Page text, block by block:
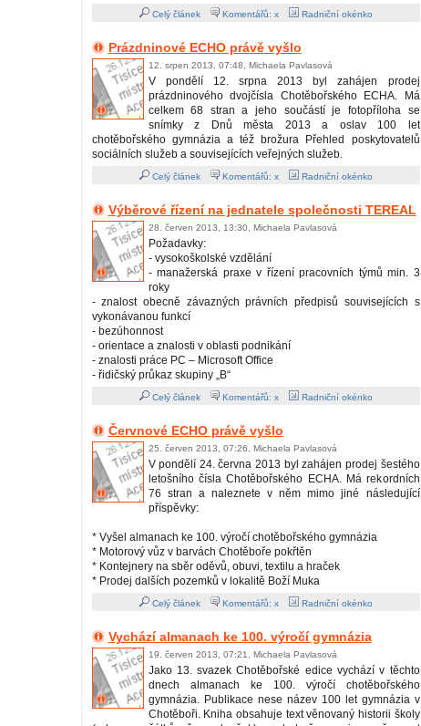
Celý článek Komentářů: x Radniční okénko
Prázdninové ECHO právě vyšlo
12. srpen 2013, 07:48, Michaela Pavlasová
V pondělí 12. srpna 2013 byl zahájen prodej
prázdninového dvojčísla Chotěbořského ECHA. Má
celkem 68 stran a jeho součástí je fotopříloha se
snímky z Dnů města 2013 a oslav 100 let
chotěbořského gymnázia a též brožura Přehled poskytovatelů
sociálních služeb a souvisejících veřejných služeb.
Celý článek Komentářů: x Radniční okénko
Výběrové řízení na jednatele společnosti TEREAL
28. červen 2013, 13:30, Michaela Pavlasová
Požadavky:
- vysokoškolské vzdělání
- manažerská praxe v řízení pracovních týmů min. 3
roky
- znalost obecně závazných právních předpisů souvisejících s
vykonávanou funkcí
- bezúhonnost
- orientace a znalosti v oblasti podnikání
- znalosti práce PC – Microsoft Office
- řidičský průkaz skupiny „B“
Celý článek Komentářů: x Radniční okénko
Červnové ECHO právě vyšlo
25. červen 2013, 07:26, Michaela Pavlasová
V pondělí 24. června 2013 byl zahájen prodej šestého
letošního čísla Chotěbořského ECHA. Má rekordních
76 stran a naleznete v něm mimo jiné následující
příspěvky:
* Vyšel almanach ke 100. výročí chotěbořského gymnázia
* Motorový vůz v barvách Chotěboře pokřtěn
* Kontejnery na sběr oděvů, obuvi, textilu a hraček
* Prodej dalších pozemků v lokalitě Boží Muka
Celý článek Komentářů: x Radniční okénko
Vychází almanach ke 100. výročí gymnázia
19. červen 2013, 07:21, Michaela Pavlasová
Jako 13. svazek Chotěbořské edice vychází v těchto
dnech almanach ke 100. výročí chotěbořského
gymnázia. Publikace nese název 100 let gymnázia v
Chotěboři. Kniha obsahuje text věnovaný historii školy